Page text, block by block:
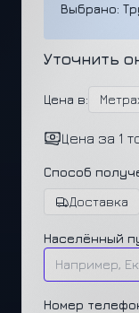
Выбрано:
Уточнить
Цена в:
Цена за 1
Способ
Доставка
Населённый
Номер